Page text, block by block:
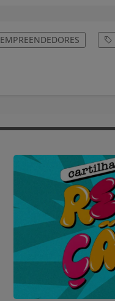
EMPREENDEDORES